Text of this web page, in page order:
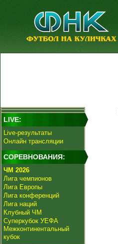
LIVE:
Live-результаты
Онлайн трансляции
СОРЕВНОВАНИЯ:
ЧМ 2026
Лига чемпионов
Лига Европы
Лига конференций
Лига наций
Клубный ЧМ
Суперкубок УЕФА
Межконтинентальный
кубок